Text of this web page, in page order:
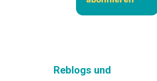
Reblogs und